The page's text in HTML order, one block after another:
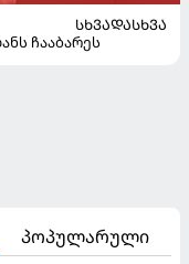
ᲡᲮᲕᲐᲓᲐᲡᲮᲕᲐ
ჩააბარეს
პოპულარული